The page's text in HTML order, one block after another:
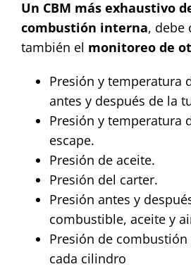
Un CBM más exhaustivo
combustión interna, debe
también el monitoreo de
Presión y temperatura
antes y después de la
Presión y temperatura
escape.
Presión de aceite.
Presión del carter.
Presión antes y
combustible, aceite y
Presión de
cada cilindro